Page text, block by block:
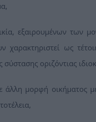
εξαιρουμένων των
χαρακτηριστεί ως
οριζόντιας
άλλη μορφή οικήματος